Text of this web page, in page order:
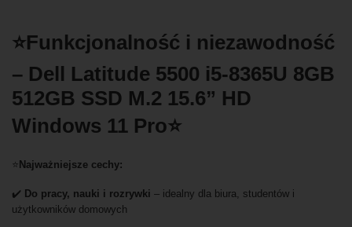
⭐Funkcjonalność i niezawodność
– Dell Latitude 5500 i5-8365U 8GB
512GB SSD M.2 15.6” HD
Windows 11 Pro⭐
⭐Najważniejsze cechy:
✔️ Do pracy, nauki i rozrywki – idealny dla biura, studentów i
użytkowników domowych